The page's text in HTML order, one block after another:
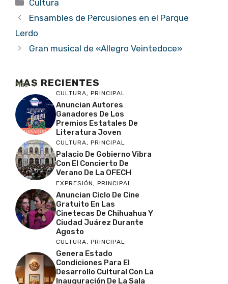
Cultura
Ensambles de Percusiones en el Parque
Lerdo
Gran musical de «Allegro Veintedoce»
MAS RECIENTES
Más
CULTURA, PRINCIPAL
Anuncian Autores
Ganadores De Los
Premios Estatales De
Literatura Joven
CULTURA, PRINCIPAL
Palacio De Gobierno Vibra
Con El Concierto De
Verano De La OFECH
EXPRESIÓN , PRINCIPAL
Anuncian Ciclo De Cine
Gratuito En Las
Cinetecas De Chihuahua Y
Ciudad Juárez Durante
Agosto
CULTURA, PRINCIPAL
Genera Estado
Condiciones Para El
Desarrollo Cultural Con La
Inauguración De La Sala